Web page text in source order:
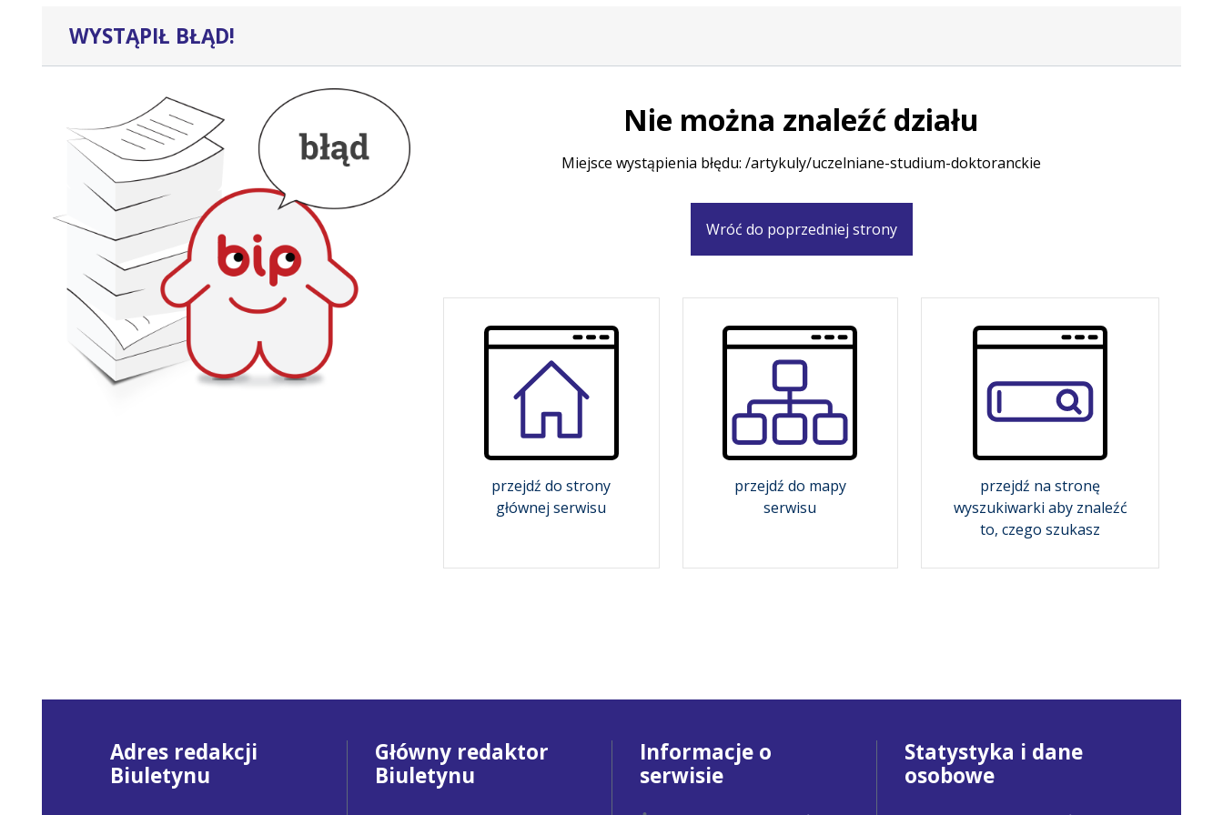
WYSTĄPIŁ BŁĄD!
Nie można znaleźć działu
Miejsce wystąpienia błędu: /artykuly/uczelniane-studium-doktoranckie
Wróć do poprzedniej strony
przejdź do strony
głównej serwisu
przejdź do mapy
serwisu
przejdź na stronę
wyszukiwarki aby znaleźć
to, czego szukasz
Adres redakcji
Biuletynu
Główny redaktor
Biuletynu
Informacje o
serwisie
Statystyka i dane
osobowe